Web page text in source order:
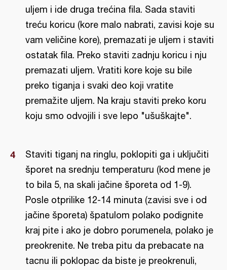
uljem i ide druga trećina fila. Sada staviti
treću koricu (kore malo nabrati, zavisi koje su
vam veličine kore), premazati je uljem i staviti
ostatak fila. Preko staviti zadnju koricu i nju
premazati uljem. Vratiti kore koje su bile
preko tiganja i svaki deo koji vratite
premažite uljem. Na kraju staviti preko koru
koju smo odvojili i sve lepo "ušuškajte".
Staviti tiganj na ringlu, poklopiti ga i uključiti
šporet na srednju temperaturu (kod mene je
to bila 5, na skali jačine šporeta od 1-9).
Posle otprilike 12-14 minuta (zavisi sve i od
jačine šporeta) špatulom polako podignite
kraj pite i ako je dobro porumenela, polako je
preokrenite. Ne treba pitu da prebacate na
tacnu ili poklopac da biste je preokrenuli,